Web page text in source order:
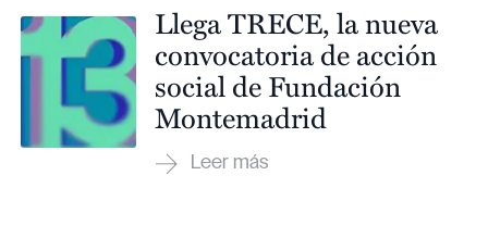
Llega TRECE, la nueva
convocatoria de acción
social de Fundación
Montemadrid